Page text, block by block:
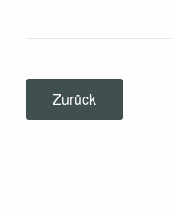
Zurück